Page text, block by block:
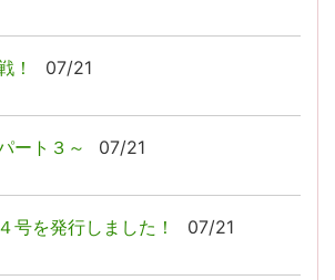
！ 07/21
ート３～ 07/21
号を発行しました！ 07/21